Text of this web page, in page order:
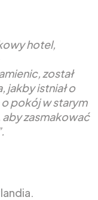
hotel,
został
jakby istniał o
o pokój w starym
aby zasmakować